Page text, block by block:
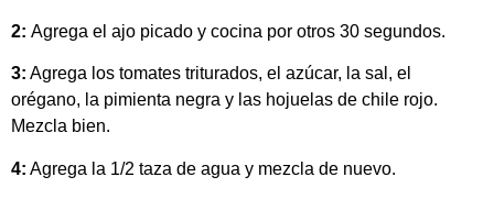
2: Agrega el ajo picado y cocina por otros 30 segundos.
3: Agrega los tomates triturados, el azúcar, la sal, el
orégano, la pimienta negra y las hojuelas de chile rojo.
Mezcla bien.
4: Agrega la 1/2 taza de agua y mezcla de nuevo.